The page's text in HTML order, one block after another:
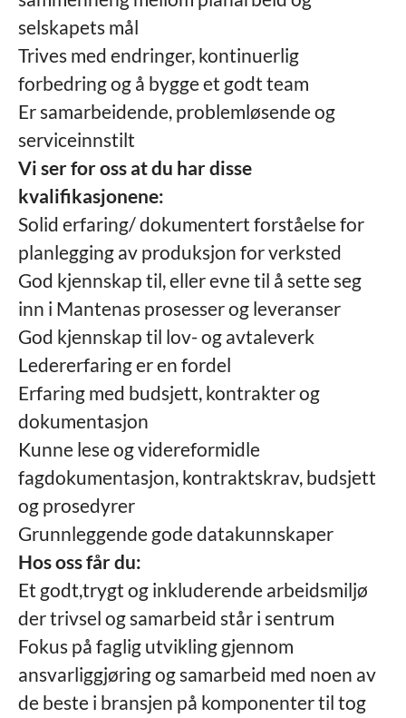
selskapets mål
Trives med endringer, kontinuerlig
forbedring og å bygge et godt team
Er samarbeidende, problemløsende og
serviceinnstilt
Vi ser for oss at du har disse
kvalifikasjonene:
Solid erfaring/ dokumentert forståelse for
planlegging av produksjon for verksted
God kjennskap til, eller evne til å sette seg
inn i Mantenas prosesser og leveranser
God kjennskap til lov- og avtaleverk
Ledererfaring er en fordel
Erfaring med budsjett, kontrakter og
dokumentasjon
Kunne lese og videreformidle
fagdokumentasjon, kontraktskrav, budsjett
og prosedyrer
Grunnleggende gode datakunnskaper
Hos oss får du:
Et godt,trygt og inkluderende arbeidsmiljø
der trivsel og samarbeid står i sentrum
Fokus på faglig utvikling gjennom
ansvarliggjøring og samarbeid med noen av
de beste i bransjen på komponenter til tog